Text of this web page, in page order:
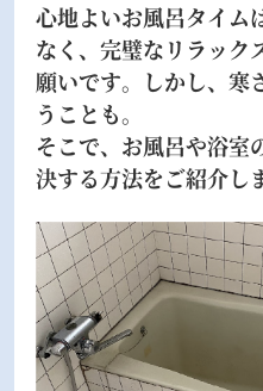
心地よいお風呂タイム
なく、完璧なリラック
願いです。しかし、寒
うことも。
そこで、お風呂や浴室
決する方法をご紹介し